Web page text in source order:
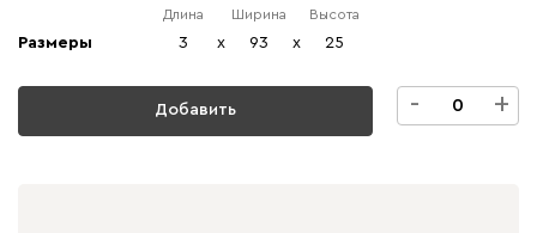
Размеры
Длина
3 x
Ширина
93 x
Высота
25
Добавить - +